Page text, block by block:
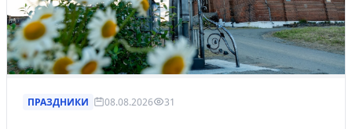
ПРАЗДНИКИ 08.08.2026 31